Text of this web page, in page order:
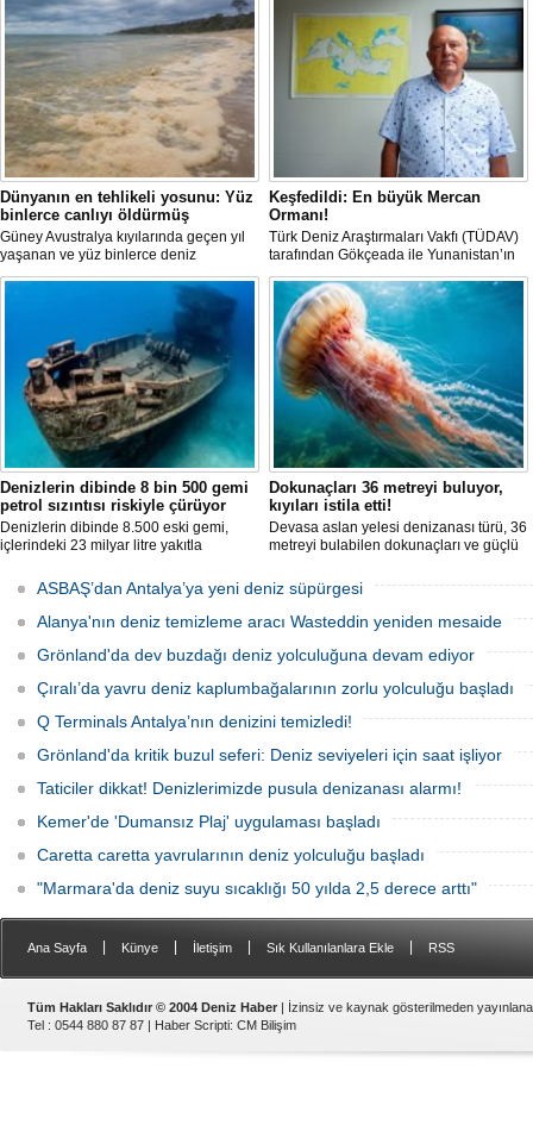
Dünyanın en tehlikeli yosunu: Yüz
binlerce canlıyı öldürmüş
Güney Avustralya kıyılarında geçen yıl
yaşanan ve yüz binlerce deniz
canlısının ölümüne yol açan çevre
felaketinin arkasındaki yosun türü
incelendi. Araştırmacılar, söz konusu
mikroalgin bugüne kadar incelenen
türler arasında en zehirli örnek
olduğunu ortaya çıkardı.
Keşfedildi: En büyük Mercan
Ormanı!
Türk Deniz Araştırmaları Vakfı (TÜDAV)
tarafından Gökçeada ile Yunanistan’ın
Semadirek Adası arasında yürütülen
araştırmada, Türkiye kara sularında 70
ila 120 metre derinlikte ve 2
kilometreden fazla uzunlukta, Ege
Denizi’ndeki en büyük mercan ormanı
keşfedildi.
Denizlerin dibinde 8 bin 500 gemi
petrol sızıntısı riskiyle çürüyor
Denizlerin dibinde 8.500 eski gemi,
içlerindeki 23 milyar litre yakıtla
enkazlardan olası petrol sızıntılarının
deniz ekosistemleri için büyük bir tehdit
oluşturduğunu belirtiyor.
Dokunaçları 36 metreyi buluyor,
kıyıları istila etti!
Devasa aslan yelesi denizanası türü, 36
metreyi bulabilen dokunaçları ve güçlü
akıntıların bu olağan dışı yoğunluğa
neden olduğunu belirtiyor.
ASBAŞ’dan Antalya’ya yeni deniz süpürgesi
Alanya'nın deniz temizleme aracı Wasteddin yeniden mesaide
Grönland'da dev buzdağı deniz yolculuğuna devam ediyor
Çıralı’da yavru deniz kaplumbağalarının zorlu yolculuğu başladı
Q Terminals Antalya’nın denizini temizledi!
Grönland'da kritik buzul seferi: Deniz seviyeleri için saat işliyor
Taticiler dikkat! Denizlerimizde pusula denizanası alarmı!
Kemer'de 'Dumansız Plaj' uygulaması başladı
Caretta caretta yavrularının deniz yolculuğu başladı
"Marmara'da deniz suyu sıcaklığı 50 yılda 2,5 derece arttı"
Ana Sayfa Künye İletişim Sık Kullanılanlara Ekle RSS
Tüm Hakları Saklıdır © 2004 Deniz Haber | İzinsiz ve kaynak gösterilmeden
Tel : 0544 880 87 87 | Haber Scripti: CM Bilişim